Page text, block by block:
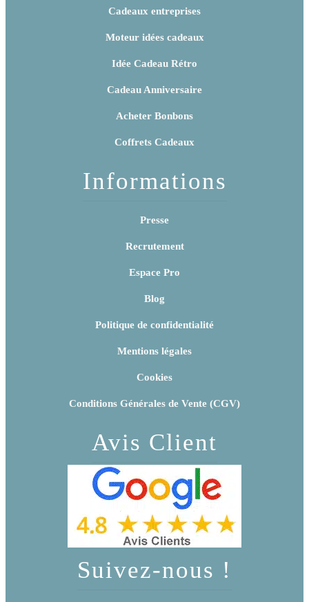
Cadeaux entreprises
Moteur idées cadeaux
Idée Cadeau Rétro
Cadeau Anniversaire
Acheter Bonbons
Coffrets Cadeaux
Informations
Presse
Recrutement
Espace Pro
Blog
Politique de confidentialité
Mentions légales
Cookies
Conditions Générales de Vente (CGV)
Avis Client
Suivez-nous !